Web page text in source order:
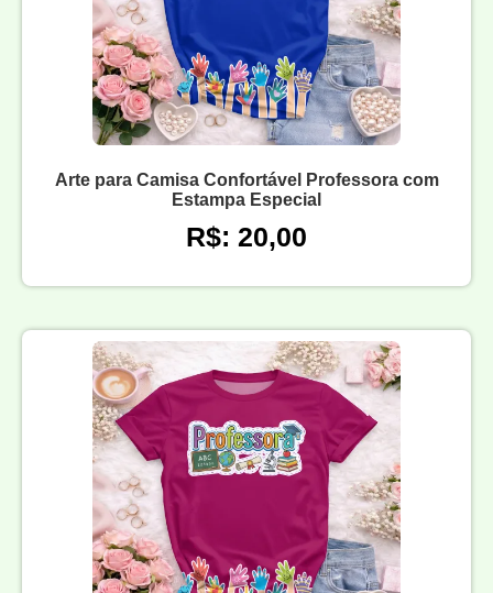
Arte para Camisa Confortável Professora com
Estampa Especial
R$: 20,00